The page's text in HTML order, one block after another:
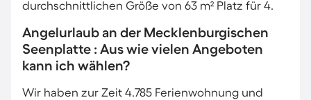
durchschnittlichen Größe von 63 m² Platz für 4.
Angelurlaub an der Mecklenburgischen
Seenplatte : Aus wie vielen Angeboten
kann ich wählen?
Wir haben zur Zeit 4.785 Ferienwohnung und